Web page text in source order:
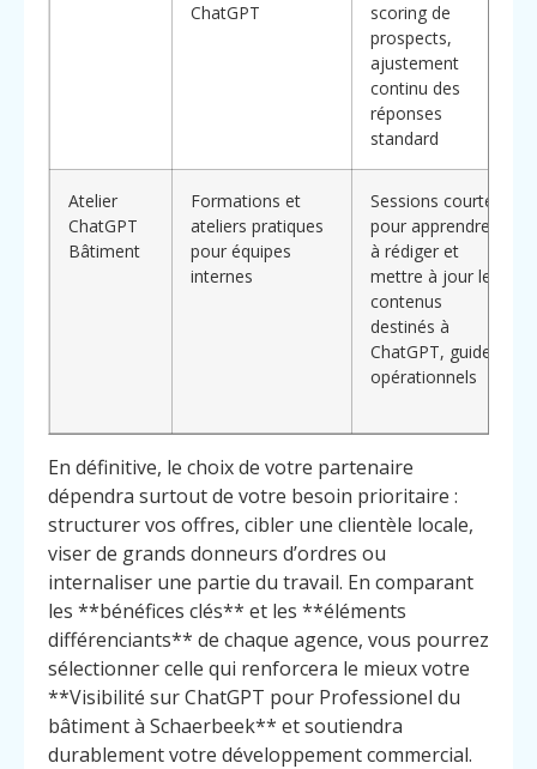
ChatGPT
scoring de
prospects,
ajustement
continu des
réponses
standard
Atelier
ChatGPT
Bâtiment
Formations et
ateliers pratiques
pour équipes
internes
Sessions courtes
pour apprendre
à rédiger et
mettre à jour les
contenus
destinés à
ChatGPT, guides
opérationnels
En définitive, le choix de votre partenaire
dépendra surtout de votre besoin prioritaire :
structurer vos offres, cibler une clientèle locale,
viser de grands donneurs d’ordres ou
internaliser une partie du travail. En comparant
les **bénéfices clés** et les **éléments
différenciants** de chaque agence, vous pourrez
sélectionner celle qui renforcera le mieux votre
**Visibilité sur ChatGPT pour Professionel du
bâtiment à Schaerbeek** et soutiendra
durablement votre développement commercial.